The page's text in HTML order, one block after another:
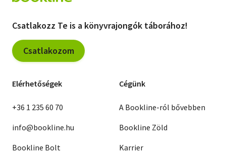
Csatlakozz Te is a könyvrajongók táborához!
Csatlakozom
Elérhetőségek
+36 1 235 60 70
info@bookline.hu
Bookline Bolt
Cégünk
A Bookline-ról bővebben
Bookline Zöld
Karrier